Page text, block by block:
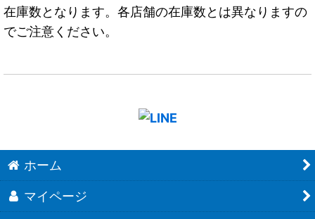
在庫数となります。各店舗の在庫数とは異なりますの
でご注意ください。
ホーム
マイページ